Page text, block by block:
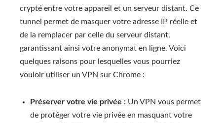
crypté entre votre appareil et un serveur distant. Ce
tunnel permet de masquer votre adresse IP réelle et
de la remplacer par celle du serveur distant,
garantissant ainsi votre anonymat en ligne. Voici
quelques raisons pour lesquelles vous pourriez
vouloir utiliser un VPN sur Chrome :
Préserver votre vie privée : Un VPN vous permet
de protéger votre vie privée en masquant votre